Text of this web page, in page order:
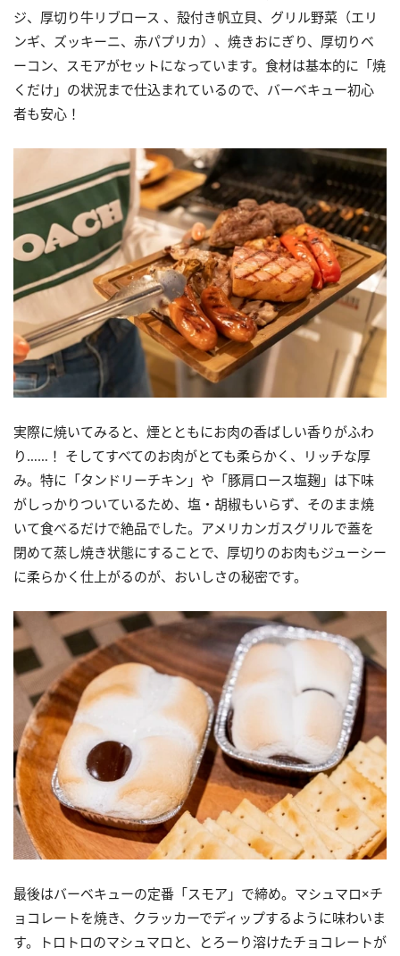
ジ、厚切り牛リブロース 、殻付き帆立貝、グリル野菜（エリ
ンギ、ズッキーニ、赤パプリカ）、焼きおにぎり、厚切りベ
ーコン、スモアがセットになっています。食材は基本的に「焼
くだけ」の状況まで仕込まれているので、バーベキュー初心
者も安心！
実際に焼いてみると、煙とともにお肉の香ばしい香りがふわ
り……！ そしてすべてのお肉がとても柔らかく、リッチな厚
み。特に「タンドリーチキン」や「豚肩ロース塩麹」は下味
がしっかりついているため、塩・胡椒もいらず、そのまま焼
いて食べるだけで絶品でした。アメリカンガスグリルで蓋を
閉めて蒸し焼き状態にすることで、厚切りのお肉もジューシー
に柔らかく仕上がるのが、おいしさの秘密です。
最後はバーベキューの定番「スモア」で締め。マシュマロ×チ
ョコレートを焼き、クラッカーでディップするように味わいま
す。トロトロのマシュマロと、とろーり溶けたチョコレートが